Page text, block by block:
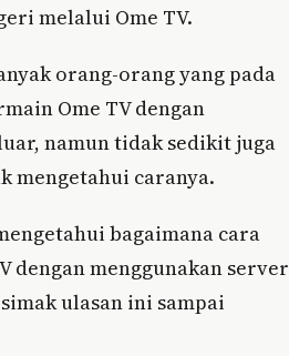
melalui Ome TV.
orang-orang yang pada
Ome TV dengan
namun tidak sedikit juga
mengetahui caranya.
bagaimana cara
dengan menggunakan server
ulasan ini sampai